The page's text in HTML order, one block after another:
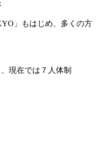
」もはじめ、多くの方
現在では７人体制